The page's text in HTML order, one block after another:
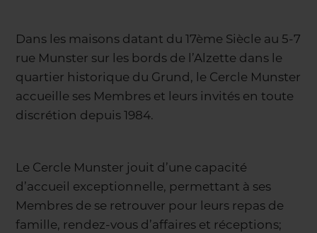
Dans les maisons datant du 17ème Siècle au 5-7
rue Munster sur les bords de l’Alzette dans le
quartier historique du Grund, le Cercle Munster
accueille ses Membres et leurs invités en toute
discrétion depuis 1984.
Le Cercle Munster jouit d’une capacité
d’accueil exceptionnelle, permettant à ses
Membres de se retrouver pour leurs repas de
famille, rendez-vous d’affaires et réceptions;